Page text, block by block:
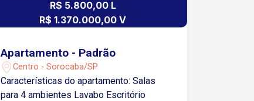
R$ 5.800,00 L
R$ 1.370.000,00 V
Apartamento - Padrão
Centro - Sorocaba/SP
Características do apartamento: Salas
para 4 ambientes Lavabo Escritório